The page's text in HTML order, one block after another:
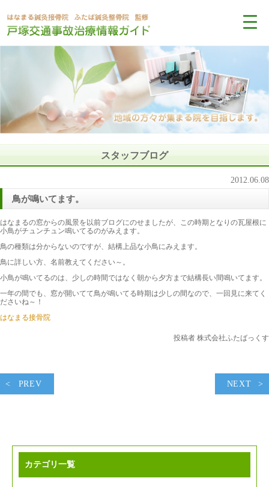
スタッフブログ
2012.06.08
鳥が鳴いてます。
はなまるの窓からの風景を以前ブログにのせましたが、この時期となりの瓦屋根に
小鳥がチュンチュン鳴いてるのがみえます。
鳥の種類は分からないのですが、結構上品な小鳥にみえます。
鳥に詳しい方、名前教えてください～。
小鳥が鳴いてるのは、少しの時間ではなく朝から夕方まで結構長い間鳴いてます。
一年の間でも、窓が開いてて鳥が鳴いてる時期は少しの間なので、一回見に来てく
ださいね～！
はなまる接骨院
投稿者 株式会社ふたばっくす
PREV NEXT
カテゴリ一覧